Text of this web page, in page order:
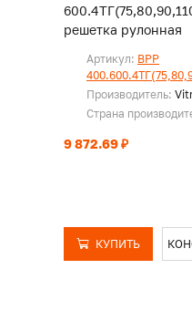
решетка рулонная
Артикул: ВРР
Производитель:
Страна
9 872.69 ₽
КУПИТЬ